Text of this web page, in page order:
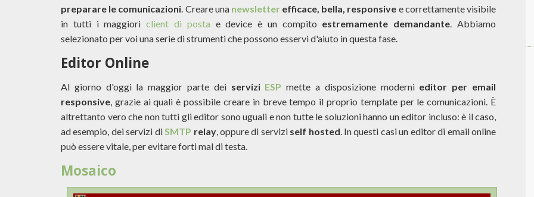
preparare le comunicazioni. Creare una newsletter efficace, bella, responsive e correttamente visibile
in tutti i maggioriclient di posta e device è un compito estremamente demandante. Abbiamo
selezionato per voi una serie di strumenti che possono esservi d'aiuto in questa fase.
Editor Online
Al giorno d'oggi la maggior parte dei servizi ESP mette a disposizione moderni editor per email
responsive, grazie ai quali è possibile creare in breve tempo il proprio template per le comunicazioni. È
altrettanto vero che non tutti gli editor sono uguali e non tutte le soluzioni hanno un editor incluso: è il caso,
ad esempio, dei servizi diSMTP relay, oppure di servizi self hosted. In questi casi un editor di email online
può essere vitale, per evitare forti mal di testa.
Mosaico